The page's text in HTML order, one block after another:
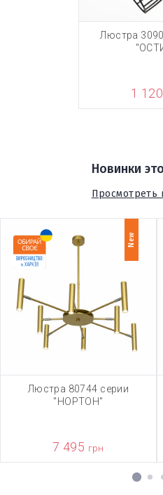
Люстра
1 120
Новинки
Просмотреть
New
Люстра 80744 серии
"НОРТОН"
7 495 грн
1 2